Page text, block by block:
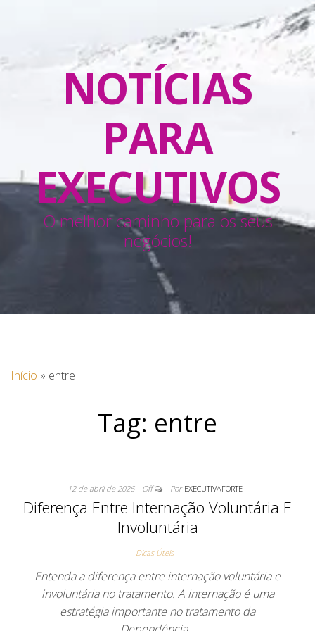
NOTÍCIAS
PARA
EXECUTIVOS
O melhor caminho para os seus
negócios!
Início » entre
Tag: entre
12 de abril de 2026 Off Por EXECUTIVAFORTE
Diferença Entre Internação Voluntária E
Involuntária
Dicas Úteis
Entenda a diferença entre internação voluntária e
involuntária no tratamento. A internação é uma
estratégia importante no tratamento da